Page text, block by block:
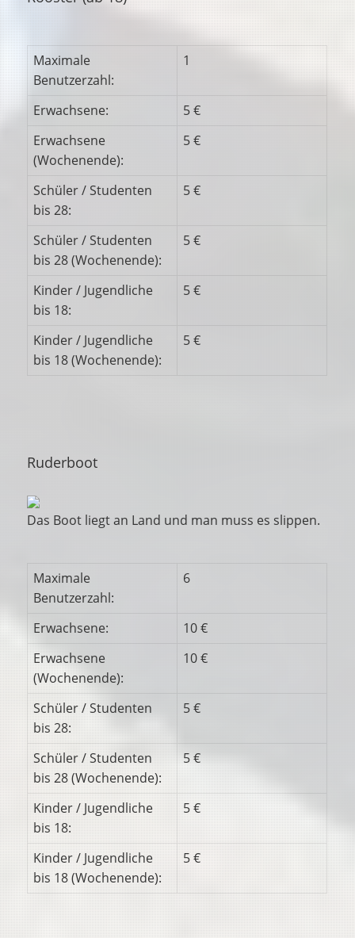
Maximale
Benutzerzahl:
1
Erwachsene:
5 €
Erwachsene
(Wochenende):
5 €
Schüler / Studenten
bis 28:
5 €
Schüler / Studenten
bis 28 (Wochenende):
5 €
Kinder / Jugendliche
bis 18:
5 €
Kinder / Jugendliche
bis 18 (Wochenende):
5 €
Ruderboot
Das Boot liegt an Land und man muss es slippen.
Maximale
Benutzerzahl:
6
Erwachsene:
10 €
Erwachsene
(Wochenende):
10 €
Schüler / Studenten
bis 28:
5 €
Schüler / Studenten
bis 28 (Wochenende):
5 €
Kinder / Jugendliche
bis 18:
5 €
Kinder / Jugendliche
bis 18 (Wochenende):
5 €